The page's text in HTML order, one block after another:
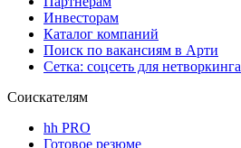
Инвесторам
Каталог компаний
Поиск по вакансиям в Арти
Сетка: соцсеть для нетворкинга
Соискателям
hh PRO
Готовое резюме